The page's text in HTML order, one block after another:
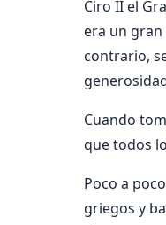
Ciro II el
era un
contrario,
Cuando
que todos
Poco a
griegos y